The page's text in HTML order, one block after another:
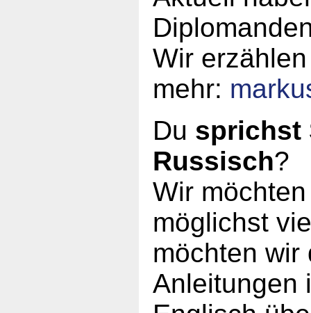
Wir
mehr:
Du sprichst
Russisch?
Wir
möglichst
möchten wir
Anleitungen